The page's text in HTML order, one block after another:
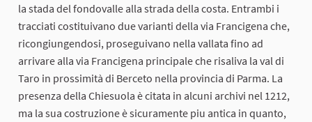
la stada del fondovalle alla strada della costa. Entrambi i
tracciati costituivano due varianti della via Francigena che,
ricongiungendosi, proseguivano nella vallata fino ad
arrivare alla via Francigena principale che risaliva la val di
Taro in prossimità di Berceto nella provincia di Parma. La
presenza della Chiesuola è citata in alcuni archivi nel 1212,
ma la sua costruzione è sicuramente piu antica in quanto,